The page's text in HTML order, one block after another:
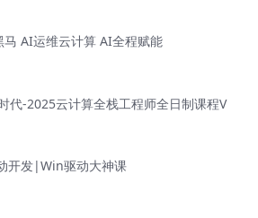
马 AI运维云计算 AI全程赋能
代-2025云计算全栈工程师全日制课程V
开发|Win驱动大神课